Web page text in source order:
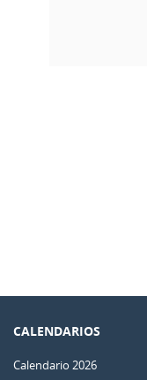
CALENDARIOS
Calendario 2026